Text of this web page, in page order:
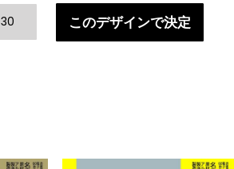
（ピ
このデザインで決定